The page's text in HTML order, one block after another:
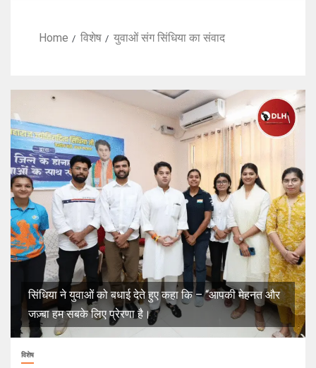
Home विशेष युवाओं संग सिंधिया का संवाद
सिंधिया ने युवाओं को बधाई देते हुए कहा कि – “आपकी मेहनत और
जज़्बा हम सबके लिए प्रेरणा है।
विशेष